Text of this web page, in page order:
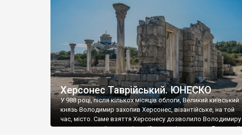
візантійської доби. Раритети викрадені з фондів об’єкту
культурної спадщини ЮНЕСКО «Херсонеса Таврійського».
Офіційно – на виставку «Золото Візантії», але експерти та
влада в Україні вважають це лише […]
Херсонес Таврійський. ЮНЕСКО
У 988 році, після кількох місяців облоги, Великий київський
князь Володимир захопив Херсонес, візантійське, на той
час, місто. Саме взяття Херсонесу дозволило Володимиру
диктувати свої умови візантійському імператору Василю ІІ,